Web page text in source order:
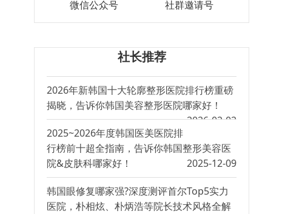
微信公众号 社群邀请号
社长推荐
2026年新韩国十大轮廓整形医院排行榜重磅
揭晓，告诉你韩国美容整形医院哪家好！
2026-02-02
2025~2026年度韩国医美医院排
行榜前十超全指南，告诉你韩国整形美容医
院&皮肤科哪家好！
2025-12-09
韩国眼修复哪家强?深度测评首尔Top5实力
医院，朴相炫、朴炳浩等院长技术风格全解